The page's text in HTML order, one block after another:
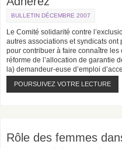
BULLETIN DÉCEMBRE 2007
Le Comité solidarité contre
autres associations et syndicats ont
pour contribuer à faire connaître
réforme de l’allocation de garantie
la) demandeur-euse d’emploi
POURSUIVEZ VOTRE LECTURE
Rôle des femmes